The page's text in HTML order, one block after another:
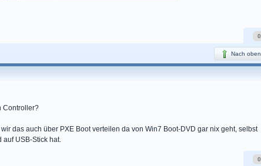
0
Nach oben
Controller?
das auch über PXE Boot verteilen da von Win7 Boot-DVD gar nix geht, selbst
auf USB-Stick hat.
0